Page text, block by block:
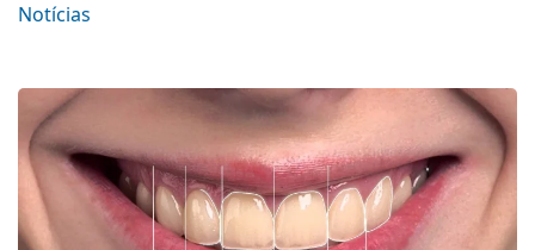
Notícias